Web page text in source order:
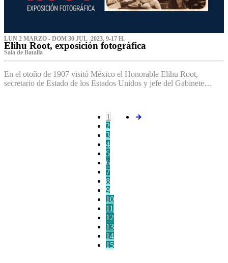
LUN 2 MARZO - DOM 30 JUL 2023, 9-17 H.
Elihu Root, exposición fotográfica
Sala de Batalla
En el otoño de 1907 visitó México el Honorable Elihu Root,
secretario de Estado de los Estados Unidos y jefe del Gabinete…
1
2
3
4
5
6
7
8
9
10
11
12
13
14
15